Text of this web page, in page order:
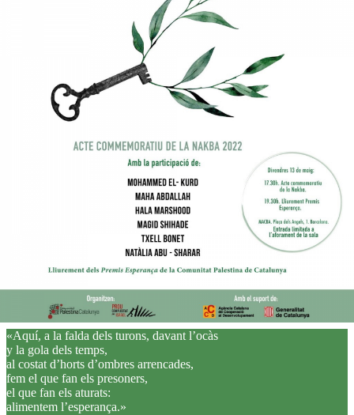
«Aquí, a la falda dels turons, davant l’ocàs
y la gola dels temps,
al costat d’horts d’ombres arrencades,
fem el que fan els presoners,
el que fan els aturats:
alimentem l’esperança.»